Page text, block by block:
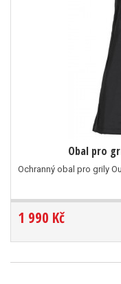
Obal pro
Ochranný obal pro grily
1 990 Kč